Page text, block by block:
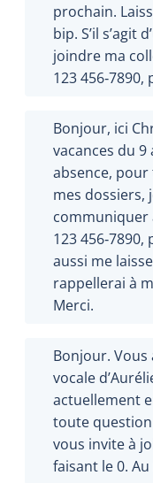
prochain.
bip. S’il s’agit
joindre ma
123
Bonjour, ici
vacances du
absence,
mes dossiers,
communiquer
123
aussi me
rappellerai à
Merci.
Bonjour.
vocale
actuellement
toute
vous invite à
faisant le 0.